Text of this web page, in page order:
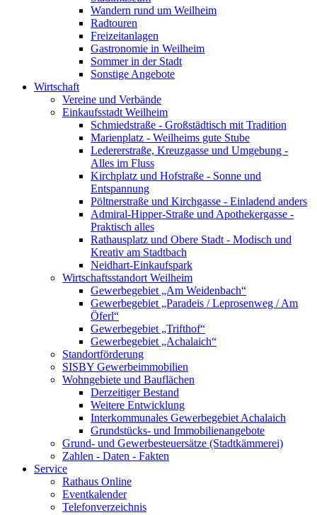
Wandern rund um Weilheim
Radtouren
Freizeitanlagen
Gastronomie in Weilheim
Sommer in der Stadt
Sonstige Angebote
Wirtschaft
Vereine und Verbände
Einkaufsstadt Weilheim
Schmiedstraße - Großstädtisch mit Tradition
Marienplatz - Weilheims gute Stube
Ledererstraße, Kreuzgasse und Umgebung -
Alles im Fluss
Kirchplatz und Hofstraße - Sonne und
Entspannung
Pöltnerstraße und Kirchgasse - Einladend anders
Admiral-Hipper-Straße und Apothekergasse -
Praktisch alles
Rathausplatz und Obere Stadt - Modisch und
Kreativ am Stadtbach
Neidhart-Einkaufspark
Wirtschaftsstandort Weilheim
Gewerbegebiet „Am Weidenbach“
Gewerbegebiet „Paradeis / Leprosenweg / Am
Öferl“
Gewerbegebiet „Trifthof“
Gewerbegebiet „Achalaich“
Standortförderung
SISBY Gewerbeimmobilien
Wohngebiete und Bauflächen
Derzeitiger Bestand
Weitere Entwicklung
Interkommunales Gewerbegebiet Achalaich
Grundstücks- und Immobilienangebote
Grund- und Gewerbesteuersätze (Stadtkämmerei)
Zahlen - Daten - Fakten
Service
Rathaus Online
Eventkalender
Telefonverzeichnis